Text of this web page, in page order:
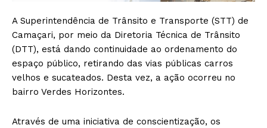
A Superintendência de Trânsito e Transporte (STT) de
Camaçari, por meio da Diretoria Técnica de Trânsito
(DTT), está dando continuidade ao ordenamento do
espaço público, retirando das vias públicas carros
velhos e sucateados. Desta vez, a ação ocorreu no
bairro Verdes Horizontes.
Através de uma iniciativa de conscientização, os